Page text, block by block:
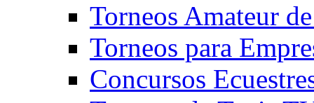
Torneos Amateur
Torneos para
Concursos